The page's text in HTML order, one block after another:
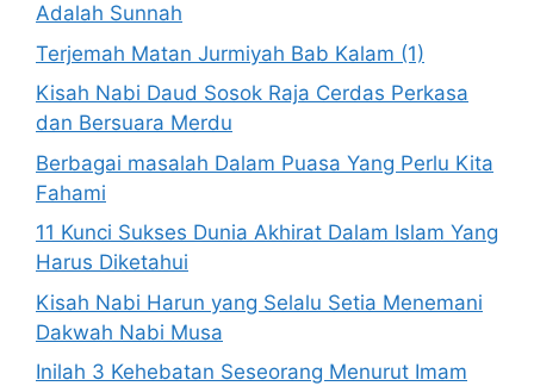
Adalah Sunnah
Terjemah Matan Jurmiyah Bab Kalam (1)
Kisah Nabi Daud Sosok Raja Cerdas Perkasa
dan Bersuara Merdu
Berbagai masalah Dalam Puasa Yang Perlu Kita
Fahami
11 Kunci Sukses Dunia Akhirat Dalam Islam Yang
Harus Diketahui
Kisah Nabi Harun yang Selalu Setia Menemani
Dakwah Nabi Musa
Inilah 3 Kehebatan Seseorang Menurut Imam